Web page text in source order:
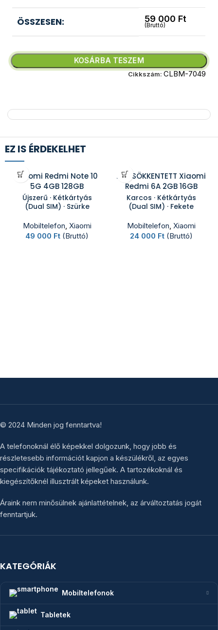
ÖSSZESEN: 59 000 Ft
(Bruttó)
KOSÁRBA TESZEM
Cikkszám: CLBM-7049
EZ IS ÉRDEKELHET
Xiaomi Redmi Note 10
5G 4GB 128GB
Újszerű · Kétkártyás
(Dual SIM) · Szürke
Mobiltelefon, Xiaomi
49 000 Ft (Bruttó)
ÁRCSÖKKENTETT Xiaomi
Redmi 6A 2GB 16GB
Karcos · Kétkártyás
(Dual SIM) · Fekete
Mobiltelefon, Xiaomi
24 000 Ft (Bruttó)
© 2024 Minden jog fenntartva!
A telefonoknál élő képekkel dolgozunk, hogy jobb és
részletesebb információt kapjon a készülékről, az egyes
specifikációk tájékoztató jellegűek. A tartozékoknál és
kiegészítőknél illusztrált képeket használunk.
Áraink nem minősülnek ajánlattételnek, az árváltoztatás jogát
fenntartjuk.
KATEGÓRIÁK
Mobiltelefonok
Tabletek